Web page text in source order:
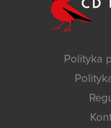
Polityka